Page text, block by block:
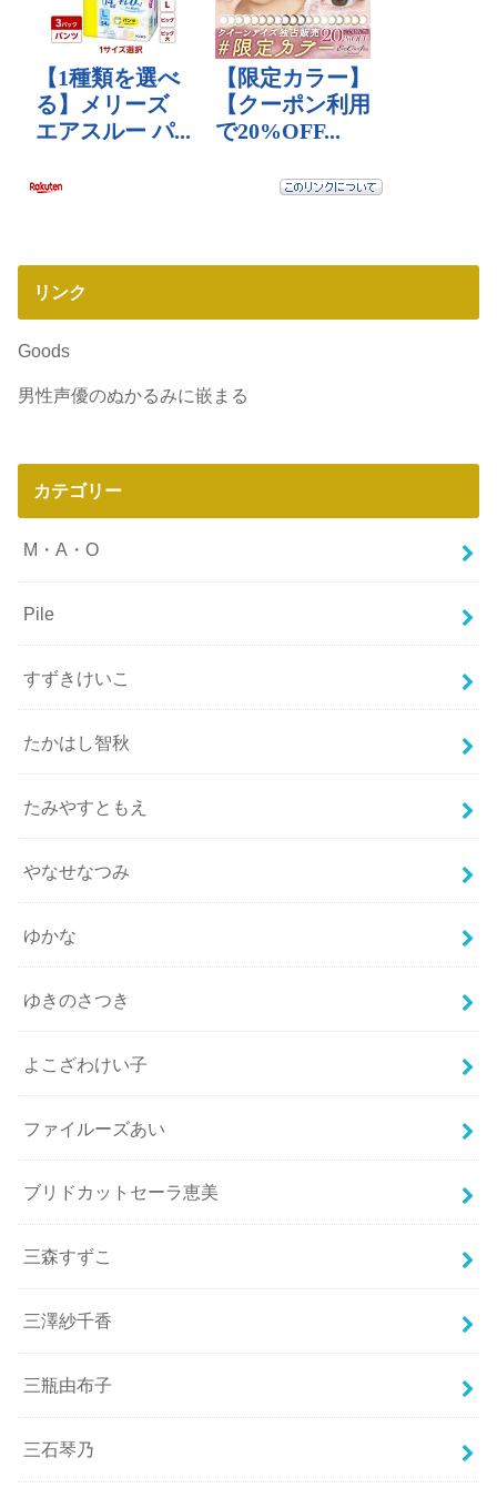
リンク
Goods
男性声優のぬかるみに嵌まる
カテゴリー
M・A・O
Pile
すずきけいこ
たかはし智秋
たみやすともえ
やなせなつみ
ゆかな
ゆきのさつき
よこざわけい子
ファイルーズあい
ブリドカットセーラ恵美
三森すずこ
三澤紗千香
三瓶由布子
三石琴乃